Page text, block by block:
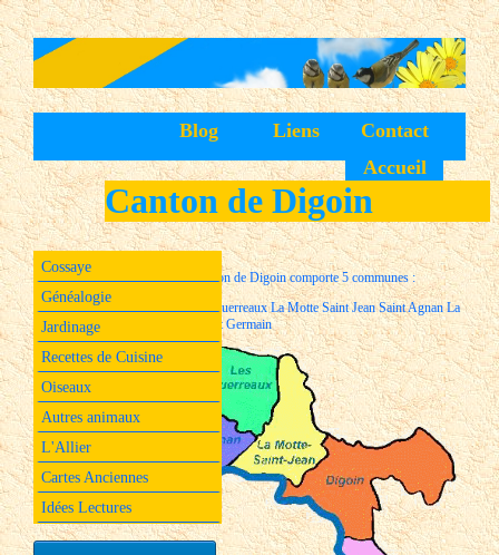
Contact
Liens
Blog
Accueil
Cossaye
Généalogie
Jardinage
Recettes de Cuisine
Oiseaux
Autres animaux
L'Allier
Cartes Anciennes
Idées Lectures
Canton de Digoin
Le canton de Digoin comporte 5 communes :
Digoin Les Guerreaux La Motte Saint Jean Saint Agnan La
Varenne Saint Germain